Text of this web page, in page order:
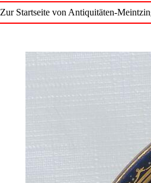
Zur Startseite von Antiquitäten-